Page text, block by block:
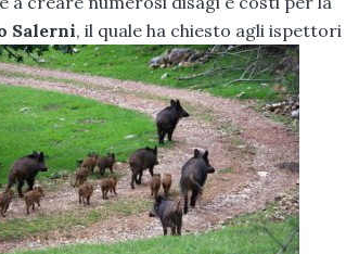
Salerni, il quale ha chiesto agli ispettori